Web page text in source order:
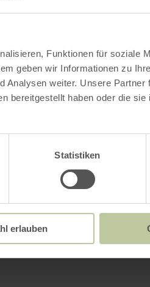
Funktionen für soziale
geben wir Informationen zu
weiter. Unsere Partner
bereitgestellt haben oder die
Statistiken
erlaubenBlick